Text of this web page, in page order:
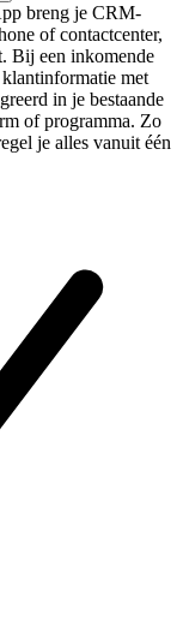
breng je CRM-
of contactcenter,
Bij een inkomende
met
in je bestaande
of programma. Zo
je alles vanuit één